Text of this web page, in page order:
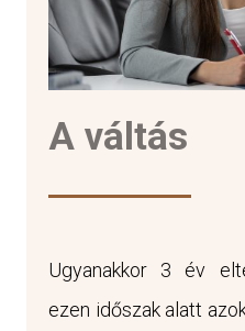
A váltás
Ugyanakkor 3 év
ezen időszak alatt